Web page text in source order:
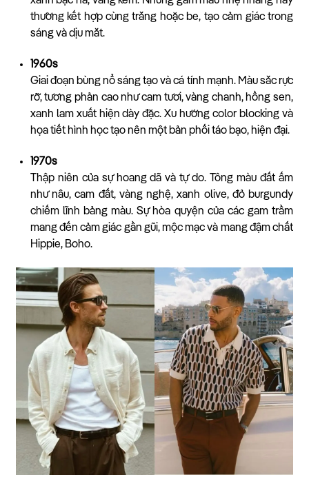
thường kết hợp cùng trắng hoặc be, tạo cảm giác trong
sáng và dịu mắt.
1960s
Giai đoạn bùng nổ sáng tạo và cá tính mạnh. Màu sắc rực
rỡ, tương phản cao như cam tươi, vàng chanh, hồng sen,
xanh lam xuất hiện dày đặc. Xu hướng color blocking và
họa tiết hình học tạo nên một bản phối táo bạo, hiện đại.
1970s
Thập niên của sự hoang dã và tự do. Tông màu đất ấm
như nâu, cam đất, vàng nghệ, xanh olive, đỏ burgundy
chiếm lĩnh bảng màu. Sự hòa quyện của các gam trầm
mang đến cảm giác gần gũi, mộc mạc và mang đậm chất
Hippie, Boho.